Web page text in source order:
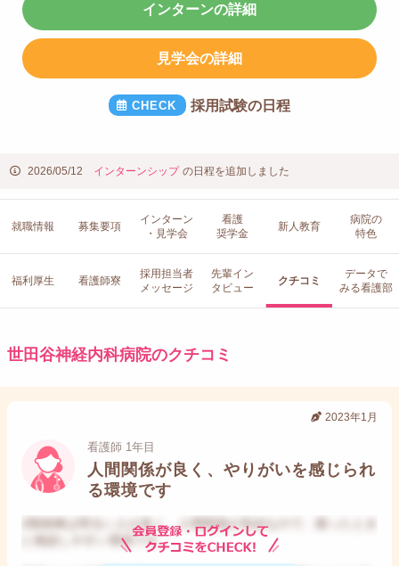
インターンの詳細
見学会の詳細
採用試験の日程
2026/05/12 インターンシップ の日程を追加しました
就職情報 募集要項
インターン
・見学会
看護
奨学金
新人教育
病院の
特色
福利厚生 看護師寮
採用担当者
メッセージ
先輩イン
タビュー
クチコミ
データで
みる看護部
世田谷神経内科病院のクチコミ
2023年1月
看護師 1年目
人間関係が良く、やりがいを感じられ
る環境です
2階病棟は明るい人が多く、人間関係が良好なので、困ったとき
に相談しやすい環境です。